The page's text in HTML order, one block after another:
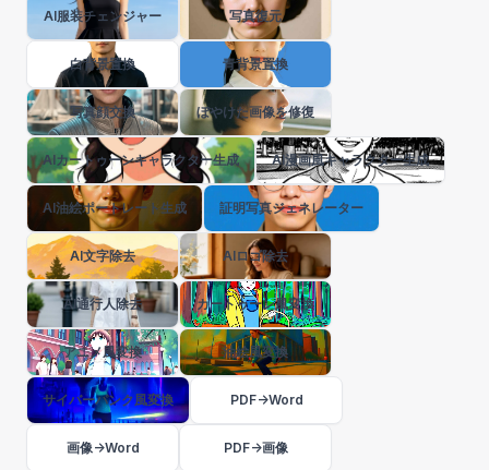
AI服装チェンジャー 写真復元
白背景置換 青背景置換
写真顔交換 ぼやけた画像を修復
AIカートゥーンキャラクター生成 AI漫画風キャラクター生成
AI油絵ポートレート生成 証明写真ジェネレーター
AI文字除去 AIロゴ除去
AI通行人除去 カートゥーン風変換
アニメ風変換 油絵風変換
サイバーパンク風変換 PDF→Word
画像→Word PDF→画像